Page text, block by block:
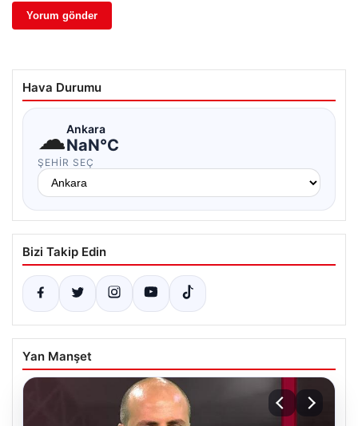
Hava Durumu
☁Ankara
NaN°C
ŞEHIR SEÇ
Bizi Takip Edin
Yan Manşet